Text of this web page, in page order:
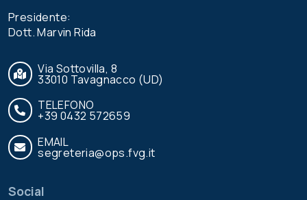
Presidente:
Dott. Marvin Rida
Via Sottovilla, 8
33010 Tavagnacco (UD)
TELEFONO
+39 0432 572659
EMAIL
segreteria@ops.fvg.it
Social